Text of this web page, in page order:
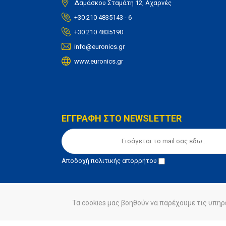
Δαμάσκου Σταμάτη 12, Αχαρνές
+30 210 4835143 - 6
+30 210 4835190
info@euronics.gr
www.euronics.gr
ΕΓΓΡΑΦΗ ΣΤΟ NEWSLETTER
Αποδοχήπολιτικής απορρήτου
© euronics 2020 Όροι Χρήσης Πολιτική
Τα cookies μας βοηθούν να παρέχουμε τις